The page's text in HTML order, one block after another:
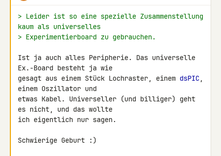
> Leider ist so eine spezielle Zusammenstellung
kaum als universelles
> Experimentierboard zu gebrauchen.
Ist ja auch alles Peripherie. Das universelle
Ex.-Board besteht ja wie
gesagt aus einem Stück Lochraster, einem dsPIC,
einem Oszillator und
etwas Kabel. Universeller (und billiger) geht
es nicht, und das wollte
ich eigentlich nur sagen.
Schwierige Geburt :)